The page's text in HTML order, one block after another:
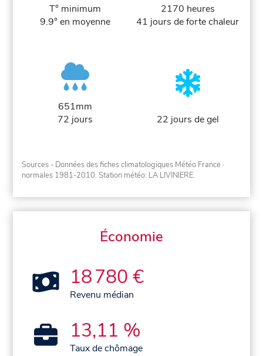
T° minimum
9.9° en moyenne
2170 heures
41 jours de forte chaleur
651mm
72 jours
22 jours de gel
Sources - Données des fiches climatologiques Météo France ·
normales 1981-2010. Station météo: LA LIVINIERE.
Économie
18 780 €
Revenu médian
13,11 %
Taux de chômage